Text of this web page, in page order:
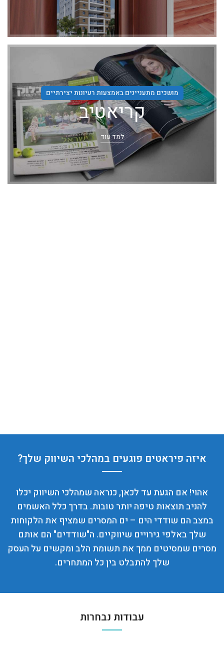
מושכים מתעניינים באמצעות רעיונות יצירתיים
קריאטיב
למד עוד
איזה פיראטים פוגעים במהלכי השיווק שלך?
אהוי! אם הגעת עד לכאן, כנראה שמהלכי השיווק יכלו
להניב תוצאות טיפה יותר טובות. בדרך כלל האשמים
במצב הם שודדי הים – ים המסרים שמציף את הלקוחות
שלך באלפי גירויים שיווקיים. ה"שודדים" הם אותם
מסרים שמסיטים ממך את תשומת הלב ומקשים על העסק
שלך להתבלט בין כל המתחרים.
עבודות נבחרות